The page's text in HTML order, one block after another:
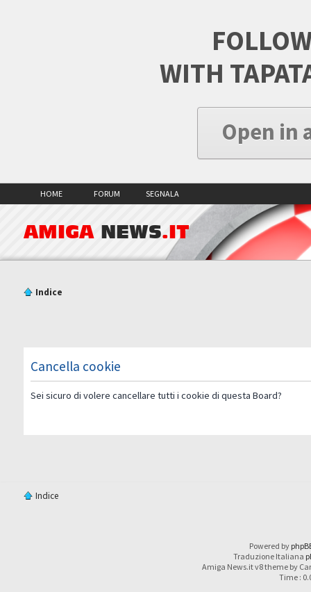
WITH
Open in
HOME FORUM SEGNALA
AMIGA NEWS.IT
Indice
Cancella cookie
Sei sicuro di volere cancellare tutti i cookie di questa Board?
Indice
Powered by
Traduzione Italiana
Amiga News.it v8 theme by
Time :